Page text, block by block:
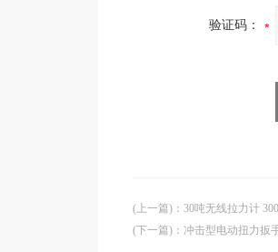
验证码：
(上一篇) ： 30吨无线拉力计
(下一篇) ： 冲击型电动扭力扳